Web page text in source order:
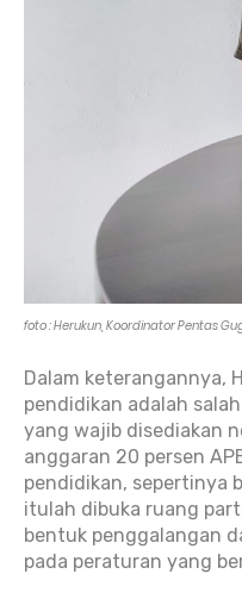
foto : Herukun, Koordinator Pentas
Dalam keterangannya,
pendidikan adalah
yang wajib disediakan
anggaran 20 persen
pendidikan, sepertinya
itulah dibuka ruang
bentuk penggalangan
pada peraturan yang